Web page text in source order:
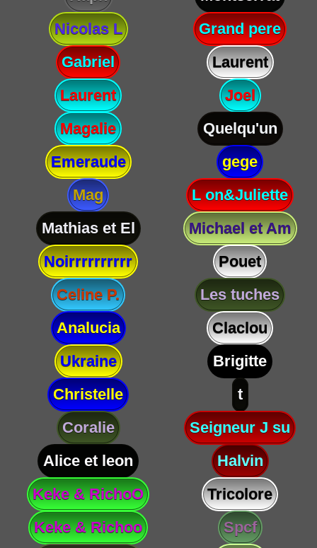
Nicolas L
Grand pere
Gabriel
Laurent
Laurent
Joel
Magalie
Quelqu'un
Emeraude
gege
Mag
L on&Juliette
Mathias et El
Michael et Am
Noirrrrrrrrrr
Pouet
Celine P.
Les tuches
Analucia
Claclou
Ukraine
Brigitte
Christelle
t
Coralie
Seigneur J su
Alice et leon
Halvin
Keke & RichoO
Tricolore
Keke & Richoo
Spcf